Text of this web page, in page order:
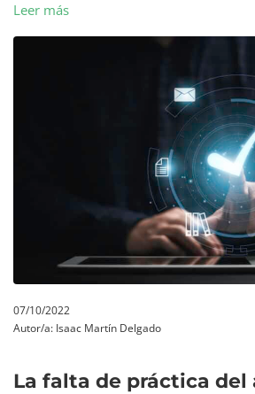
Leer más
07/10/2022
Autor/a: Isaac Martín Delgado
La falta de práctica del